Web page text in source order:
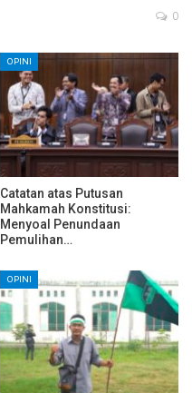
0
OPINI
Catatan atas Putusan
Mahkamah Konstitusi:
Menyoal Penundaan
Pemulihan…
OPINI